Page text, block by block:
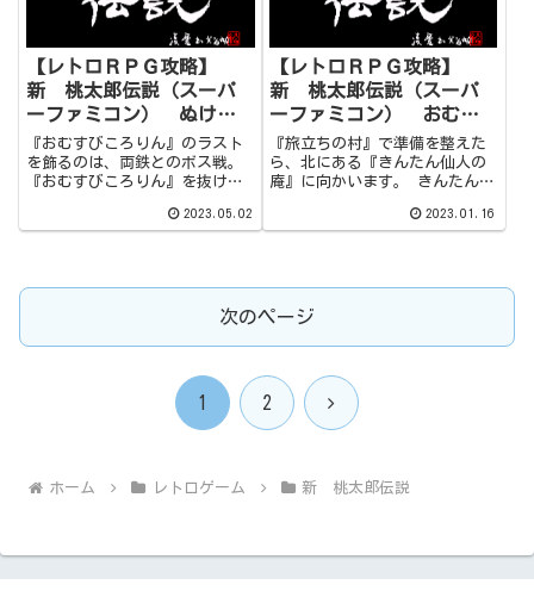
【レトロＲＰＧ攻略】
新 桃太郎伝説（スーパ
ーファミコン） ぬけだ
し仙人の庵
『おむすびころりん』のラスト
を飾るのは、両鉄とのボス戦。
『おむすびころりん』を抜けた
宿１』へ向かいます。ここで情
2023.05.02
【レトロＲＰＧ攻略】
新 桃太郎伝説（スーパ
ーファミコン） おむす
びころりん
『旅立ちの村』で準備を整えた
ら、北にある『きんたん仙人の
庵』に向かいます。 きんたん仙
んたん』を習得しましょう。そ
で、『毒消し』の準備は必須で
2023.01.16
次のページ
1 2 次
ホーム レトロゲーム 新 桃太郎伝説